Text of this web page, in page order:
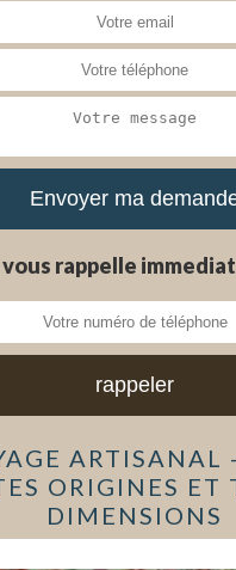
vous rappelle
ARTISANAL
ORIGINES ET
DIMENSIONS